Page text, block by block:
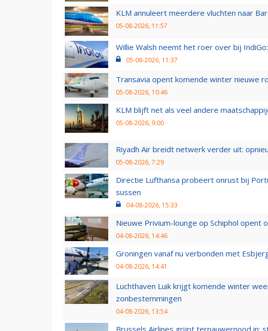
KLM annuleert meerdere vluchten naar
05-08-2026, 11:57
Willie Walsh neemt het roer over bij
05-08-2026, 11:37
Transavia opent komende winter nieuwe
05-08-2026, 10:46
KLM blijft net als veel andere
05-08-2026, 9:00
Riyadh Air breidt netwerk verder uit:
05-08-2026, 7:29
Directie Lufthansa probeert onrust bij
sussen
04-08-2026, 15:33
Nieuwe Privium-lounge op Schiphol opent
04-08-2026, 14:46
Groningen vanaf nu verbonden met
04-08-2026, 14:41
Luchthaven Luik krijgt komende winter
zonbestemmingen
04-08-2026, 13:54
Brussels Airlines grijpt ternauwernood in: